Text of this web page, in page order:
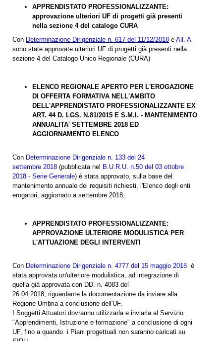
APPRENDISTATO PROFESSIONALIZZANTE:
approvazione ulteriori UF di progetti già presenti
nella sezione 4 del catalogo CURA
Con Determinazione Dirigenziale n. 617 del 11/12/2018 e All. A
sono state approvate ulteriori UF di progetti già presenti nella
sezione 4 del Catalogo Unico Regionale (CURA)
ELENCO REGIONALE APERTO PER L'EROGAZIONE
DI OFFERTA FORMATIVA NELL'AMBITO
DELL'APPRENDISTATO PROFESSIONALIZZANTE EX
ART. 44 D. LGS. N.81/2015 E S.M.I. - MANTENIMENTO
ANNUALITA' SETTEMBRE 2018 ED
AGGIORNAMENTO ELENCO
Con Determinazione Dirigenziale n. 133 del 24
settembre 2018 (pubblicata nel B.U.R.U. n.50 del 03 ottobre
2018 - Serie Generale) è stata approvato, sulla base del
mantenimento annuale dei requisiti richiesti, l'Elenco degli enti
erogatori, aggiornato a settembre 2018,
APPRENDISTATO PROFESSIONALIZZANTE:
APPROVAZIONE ULTERIORE MODULISTICA PER
L'ATTUAZIONE DEGLI INTERVENTI
Con Determinazione Dirigenziale n. 4777 del 15 maggio 2018 è
stata approvata un'ulteriore modulistica, ad integrazione di
quella già approvata con DD. n. 4083 del
26.04.2018, riguardante la documentazione da inviare alla
Regione Umbria a conclusione dell'UF.
I Soggetti Attuatori dovranno utilizzarla e inviarla al Servizio
"Apprendimenti, Istruzione e formazione" a conclusione di ogni
UF, fino a quando i Piani progettuali non saranno caricati su